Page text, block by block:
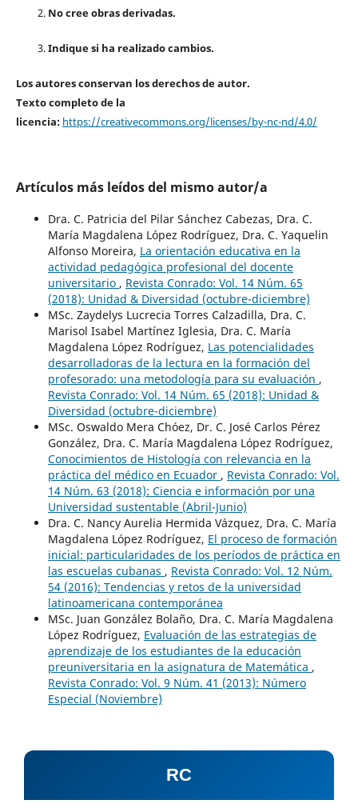
No cree obras derivadas.
Indique si ha realizado cambios.
Los autores conservan los derechos de autor.
Texto completo de la
licencia: https://creativecommons.org/licenses/by-nc-nd/4.0/
Artículos más leídos del mismo autor/a
Dra. C. Patricia del Pilar Sánchez Cabezas, Dra. C.
María Magdalena López Rodríguez, Dra. C. Yaquelin
Alfonso Moreira, La orientación educativa en la
actividad pedagógica profesional del docente
universitario , Revista Conrado: Vol. 14 Núm. 65
(2018): Unidad & Diversidad (octubre-diciembre)
MSc. Zaydelys Lucrecia Torres Calzadilla, Dra. C.
Marisol Isabel Martínez Iglesia, Dra. C. María
Magdalena López Rodríguez, Las potencialidades
desarrolladoras de la lectura en la formación del
profesorado: una metodología para su evaluación ,
Revista Conrado: Vol. 14 Núm. 65 (2018): Unidad &
Diversidad (octubre-diciembre)
MSc. Oswaldo Mera Chóez, Dr. C. José Carlos Pérez
González, Dra. C. María Magdalena López Rodríguez,
Conocimientos de Histología con relevancia en la
práctica del médico en Ecuador , Revista Conrado: Vol.
14 Núm. 63 (2018): Ciencia e información por una
Universidad sustentable (Abril-Junio)
Dra. C. Nancy Aurelia Hermida Vázquez, Dra. C. María
Magdalena López Rodríguez, El proceso de formación
inicial: particularidades de los períodos de práctica en
las escuelas cubanas , Revista Conrado: Vol. 12 Núm.
54 (2016): Tendencias y retos de la universidad
latinoamericana contemporánea
MSc. Juan González Bolaño, Dra. C. María Magdalena
López Rodríguez, Evaluación de las estrategias de
aprendizaje de los estudiantes de la educación
preuniversitaria en la asignatura de Matemática ,
Revista Conrado: Vol. 9 Núm. 41 (2013): Número
Especial (Noviembre)
RC